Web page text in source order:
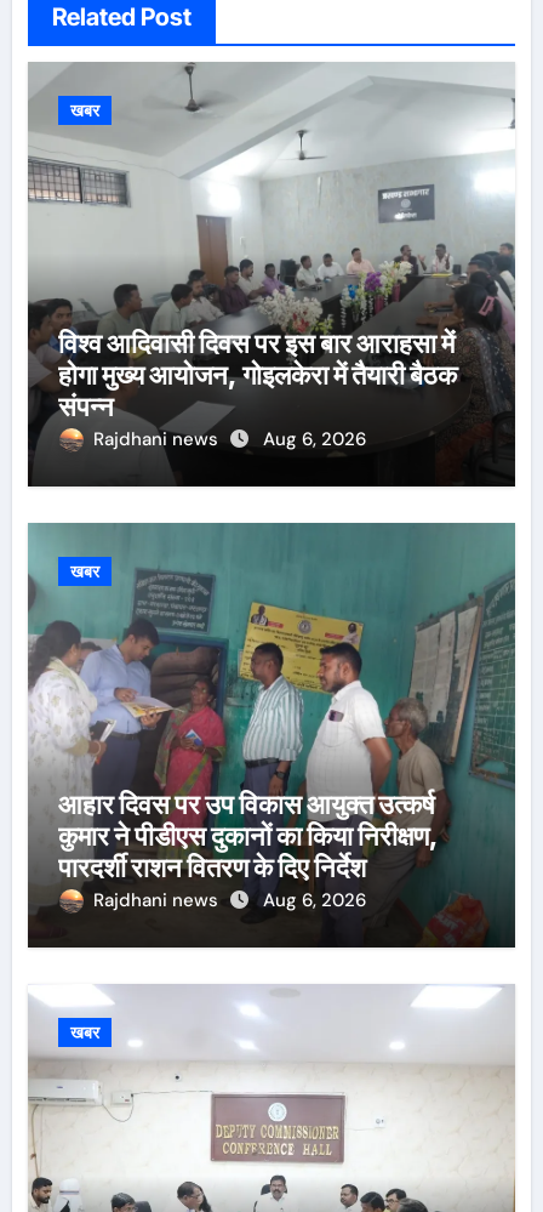
Related Post
खबर
विश्व आदिवासी दिवस पर इस बार आराहसा में
होगा मुख्य आयोजन, गोइलकेरा में तैयारी बैठक
संपन्न
Rajdhani news Aug 6, 2026
खबर
आहार दिवस पर उप विकास आयुक्त उत्कर्ष
कुमार ने पीडीएस दुकानों का किया निरीक्षण,
पारदर्शी राशन वितरण के दिए निर्देश
Rajdhani news Aug 6, 2026
खबर